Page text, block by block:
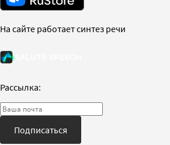
На сайте работает синтез речи
Рассылка:
Подписаться